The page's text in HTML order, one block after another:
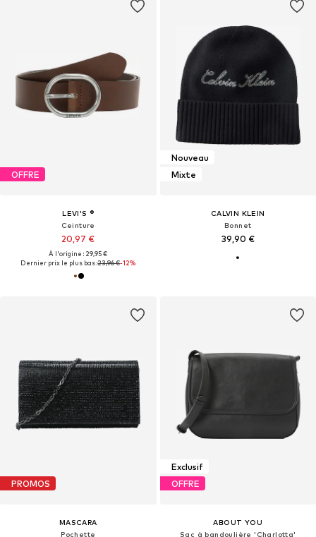
OFFRE
LEVI'S ®
Ceinture
20,97 €
À l'origine : 29,95 €
Dernier prix le plus bas :23,96 €-12%
Nouveau
Mixte
CALVIN KLEIN
Bonnet
39,90 €
PROMOS
MASCARA
Pochette
Exclusif
OFFRE
ABOUT YOU
Sac à bandoulière 'Charlotta'